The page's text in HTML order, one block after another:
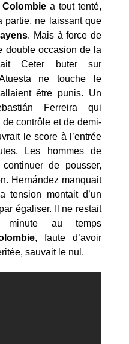
Colombie a tout tenté,
partie, ne laissant que
. Mais à force de
double occasion de la
Ceter buter sur
ne touche le
être punis. Un
Ferreira qui
contrôle et de demi-
le score à l’entrée
Les hommes de
de pousser,
Hernández manquait
tension montait d’un
égaliser. Il ne restait
minute au temps
, faute d’avoir
sauvait le nul.